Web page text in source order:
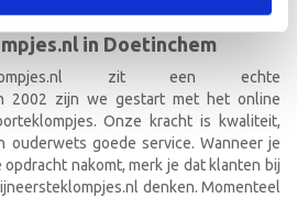
in Doetinchem
zit een echte
In 2002 zijn we gestart met het online
Onze kracht is kwaliteit,
ouderwets goede service. Wanneer je
nakomt, merk je dat klanten bij
denken. Momenteel